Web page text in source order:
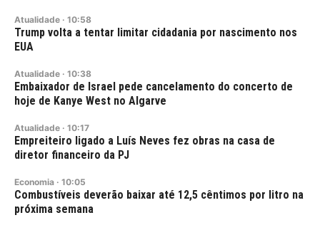
Atualidade · 10:58
Trump volta a tentar limitar cidadania por nascimento nos
EUA
Atualidade · 10:38
Embaixador de Israel pede cancelamento do concerto de
hoje de Kanye West no Algarve
Atualidade · 10:17
Empreiteiro ligado a Luís Neves fez obras na casa de
diretor financeiro da PJ
Economia · 10:05
Combustíveis deverão baixar até 12,5 cêntimos por litro na
próxima semana